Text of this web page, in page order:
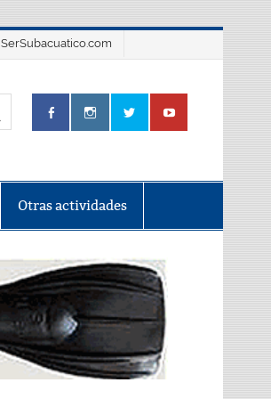
SerSubacuatico.com
Otras actividades